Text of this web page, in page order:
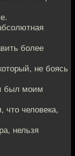
более
не боясь
был моим
что человека,
нельзя